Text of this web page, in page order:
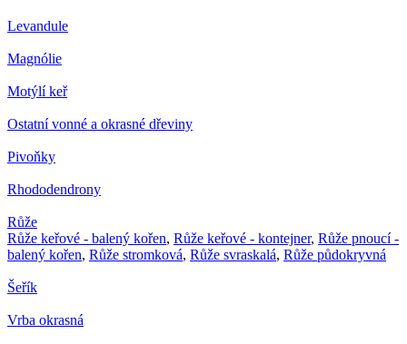
Levandule
Magnólie
Motýlí keř
Ostatní vonné a okrasné dřeviny
Pivoňky
Rhododendrony
Růže
Růže keřové - balený kořen, Růže keřové - kontejner, Růže pnoucí -
balený kořen, Růže stromková, Růže svraskalá, Růže půdokryvná
Šeřík
Vrba okrasná